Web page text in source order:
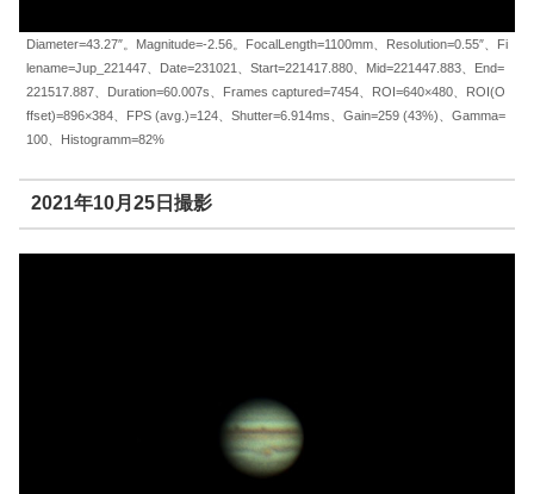
Diameter=43.27″。Magnitude=-2.56。FocalLength=1100mm、Resolution=0.55″、Fi
lename=Jup_221447、Date=231021、Start=221417.880、Mid=221447.883、End=
221517.887、Duration=60.007s、Frames captured=7454、ROI=640×480、ROI(O
ffset)=896×384、FPS (avg.)=124、Shutter=6.914ms、Gain=259 (43%)、Gamma=
100、Histogramm=82%
2021年10月25日撮影